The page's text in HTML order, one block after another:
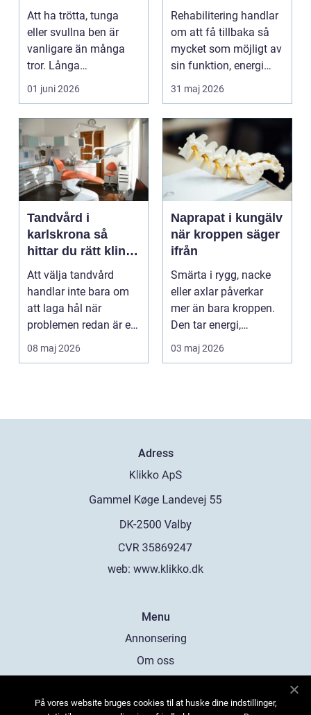
vardagen
Att ha trötta, tunga
eller svullna ben är
vanligare än många
tror. Långa
arbetsdagar på hårda
golv, ...
01 juni 2026
vardag
Rehabilitering handlar
om att få tillbaka så
mycket som möjligt av
sin funktion, energi
och trygghet...
31 maj 2026
Tandvård i
karlskrona så
hittar du rätt klinik
för långsiktig
munhälsa
Att välja tandvård
handlar inte bara om
att laga hål när
problemen redan är ett
faktum. Det handlar ...
08 maj 2026
Naprapat i kungälv
när kroppen säger
ifrån
Smärta i rygg, nacke
eller axlar påverkar
mer än bara kroppen.
Den tar energi,
koncentration och
03 maj 2026
Adress
web: www.klikko.dk
Menu
Annonsering
Om oss
Kontakta oss
På vores website bruges cookies til at huske dine indstillinger,